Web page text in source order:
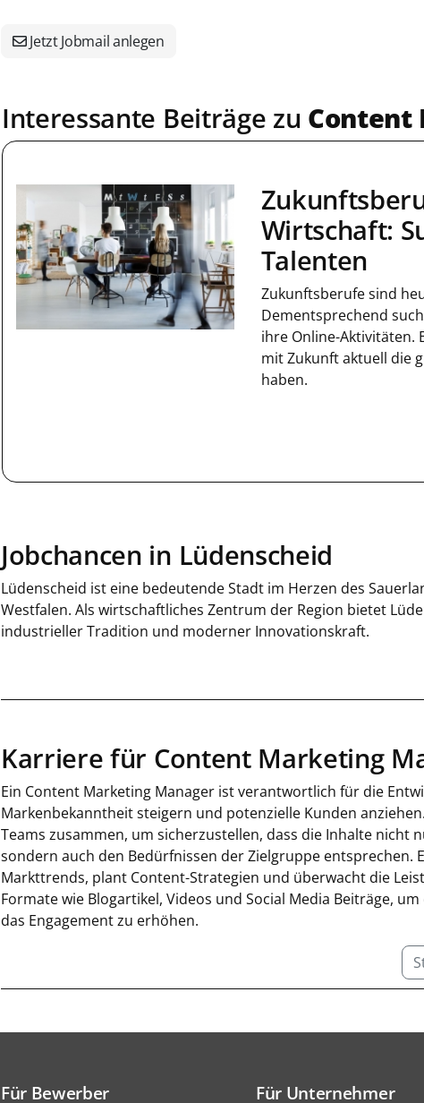
Jetzt Jobmail anlegen
Interessante Beiträge zu Content
Wirtschaft:
Talenten
Zukunftsberufe sind
Dementsprechend
ihre Online-Aktivitäten.
mit Zukunft aktuell die
haben.
Jobchancen in Lüdenscheid
Lüdenscheid ist eine bedeutende Stadt im Herzen des
Westfalen. Als wirtschaftliches Zentrum der Region bietet
industrieller Tradition und moderner Innovationskraft.
Karriere für Content Marketing
Ein Content Marketing Manager ist verantwortlich für die
Markenbekanntheit steigern und potenzielle Kunden
Teams zusammen, um sicherzustellen, dass die Inhalte nicht
sondern auch den Bedürfnissen der Zielgruppe entsprechen.
Markttrends, plant Content-Strategien und überwacht die
Formate wie Blogartikel, Videos und Social Media Beiträge,
das Engagement zu erhöhen.
Für Bewerber Für Unternehmer